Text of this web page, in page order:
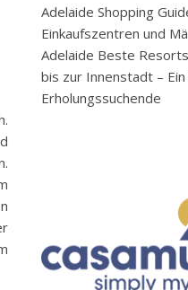
Adelaide Shopping
Einkaufszentren und
Adelaide Beste
bis zur Innenstadt –
Erholungssuchende